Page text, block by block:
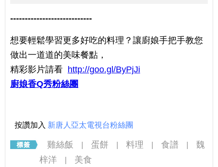
----------------------------
想要輕鬆學習更多好吃的料理？讓廚娘手把手教您
做出一道道的美味餐點，
精彩影片請看 http://goo.gl/ByPjJi
廚娘香Q秀粉絲團
按讚加入 新唐人亞太電視台粉絲團
雞絲飯 蛋餅 料理 食譜
魏
梓洋
美食